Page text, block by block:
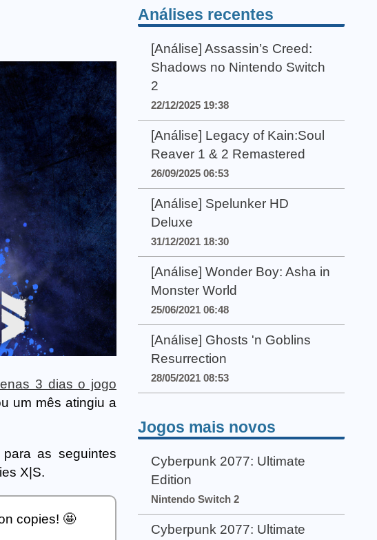
3 dias o jogo
um mês atingiu a
as seguintes
X|S.
copies! 🤩
Análises recentes
[Análise] Assassin’s Creed:
Shadows no Nintendo Switch
2
22/12/2025 19:38
[Análise] Legacy of Kain:Soul
Reaver 1 & 2 Remastered
26/09/2025 06:53
[Análise] Spelunker HD
Deluxe
31/12/2021 18:30
[Análise] Wonder Boy: Asha in
Monster World
25/06/2021 06:48
[Análise] Ghosts 'n Goblins
Resurrection
28/05/2021 08:53
Jogos mais novos
Cyberpunk 2077: Ultimate
Edition
Nintendo Switch 2
Cyberpunk 2077: Ultimate